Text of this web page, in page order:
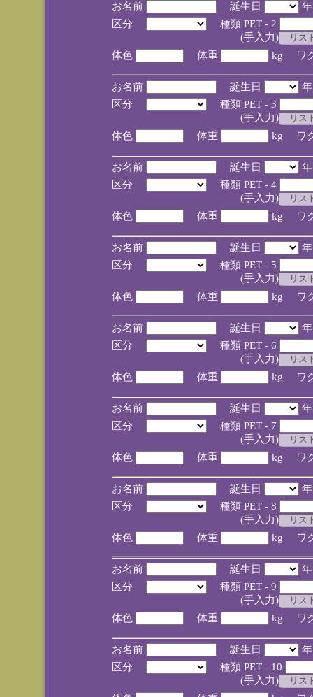
お名前 誕生日
区分
種類 PET - 2
(手入力)
体色
体重 kg ワ
お名前 誕生日
区分
種類 PET - 3
(手入力)
体色
体重 kg ワ
お名前 誕生日
区分
種類 PET - 4
(手入力)
体色
体重 kg ワ
お名前 誕生日
区分
種類 PET - 5
(手入力)
体色
体重 kg ワ
お名前 誕生日
区分
種類 PET - 6
(手入力)
体色
体重 kg ワ
お名前 誕生日
区分
種類 PET - 7
(手入力)
体色
体重 kg ワ
お名前 誕生日
区分
種類 PET - 8
(手入力)
体色
体重 kg ワ
お名前 誕生日
区分
種類 PET - 9
(手入力)
体色
体重 kg ワ
お名前 誕生日
区分
種類 PET - 10
(手入力)